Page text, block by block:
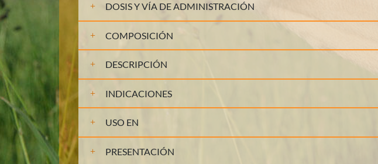
DOSIS Y VÍA DE ADMINISTRACIÓN
COMPOSICIÓN
DESCRIPCIÓN
INDICACIONES
USO EN
PRESENTACIÓN